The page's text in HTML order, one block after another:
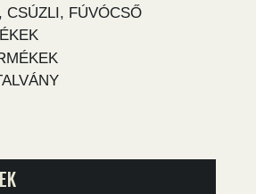
CSÚZLI, FÚVÓCSŐ